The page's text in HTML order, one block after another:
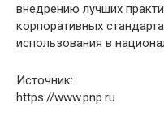
внедрению лучших
корпоративных
использования в
Источник:
https://www.pnp.ru